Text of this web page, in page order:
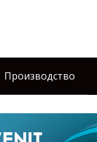
Производство